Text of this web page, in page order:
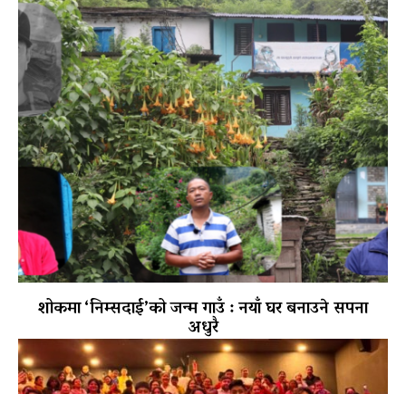
शोकमा ‘निम्सदाई’को जन्म गाउँ : नयाँ घर बनाउने सपना
अधुरै